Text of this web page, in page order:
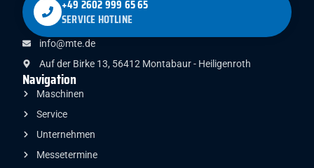
Navigation
Maschinen
Service
Unternehmen
Messetermine
+49 2602 999 65 65
SERVICE HOTLINE
info@mte.de
Auf der Birke 13, 56412 Montabaur - Heiligenroth